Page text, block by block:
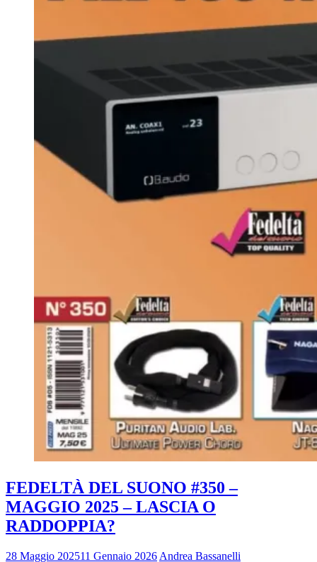
FEDELTÀ DEL SUONO #350 –
MAGGIO 2025 – LASCIA O
RADDOPPIA?
28 Maggio 202511 Gennaio 2026 Andrea Bassanelli